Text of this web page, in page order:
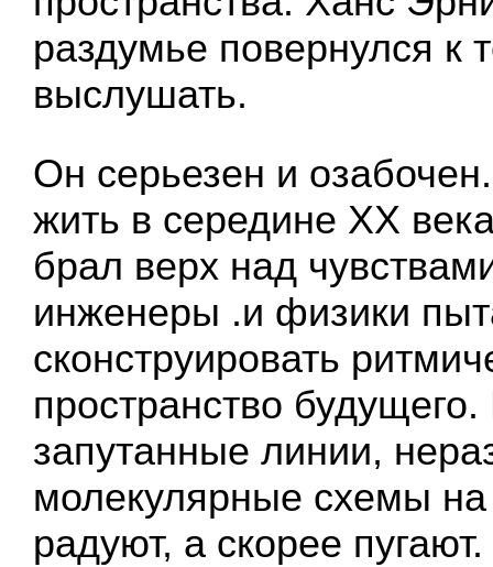
раздумье повернулся к
выслушать.
Он серьезен и
жить в середине XX
брал верх над
инженеры .и физики
сконструировать
пространство
запутанные линии,
молекулярные схемы на
радуют, а скорее пугают.